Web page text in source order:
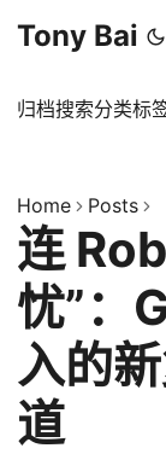
Tony Bai
归档搜索分类标
Home Posts
连
忧”：
入的
道